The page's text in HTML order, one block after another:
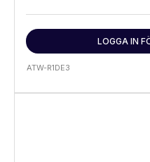
LOGGA IN
ATW-R1DE3